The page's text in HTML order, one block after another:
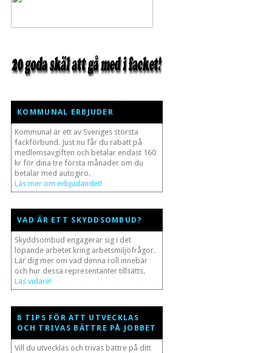
KOMMUNAL ERBJUDER
Kommunal är ett av Sveriges största
fackförbund. Just nu får du rabatt på
medlemsavgiften och betalar endast 160
kr för dina tre första månader om du
betalar med autogiro.
Läs mer om erbjudandet!
VAD ÄR ETT SKYDDSOMBUD?
Skyddsombud engagerar sig i det
löpande arbetet kring arbetsmiljöfrågor.
Lär dig mer om vad denna roll innebär
och hur dessa representanter tillsätts.
Läs vidare!
8 TIPS FÖR ATT UTVECKLAS
OCH TRIVAS BÄTTRE PÅ JOBBET
Vill du utvecklas och trivas bättre på ditt